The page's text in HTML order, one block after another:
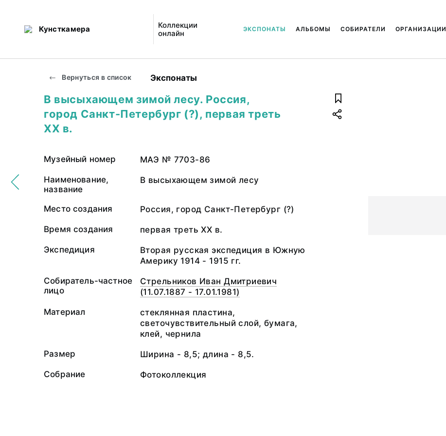
Кунсткамера
Коллекции
онлайн
ЭКСПОНАТЫ АЛЬБОМЫ СОБИРАТЕЛИ ОРГАНИЗАЦИИ
Вернуться в список Экспонаты
В высыхающем зимой лесу. Россия,
город Санкт-Петербург (?), первая треть
ХХ в.
Музейный номер МАЭ № 7703-86
Наименование,
название
В высыхающем зимой лесу
Место создания Россия, город Санкт-Петербург (?)
Время создания первая треть ХХ в.
Экспедиция
Вторая русская экспедиция в Южную
Америку 1914 - 1915 гг.
Собиратель-частное
лицо
Стрельников Иван Дмитриевич
(11.07.1887 - 17.01.1981)
Материал
стеклянная пластина,
светочувствительный слой, бумага,
клей, чернила
Размер Ширина - 8,5; длина - 8,5.
Собрание Фотоколлекция